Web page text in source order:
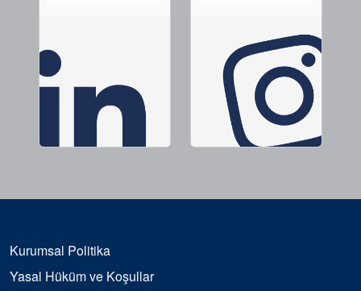
Kurumsal Politika
Yasal Hüküm ve Koşullar